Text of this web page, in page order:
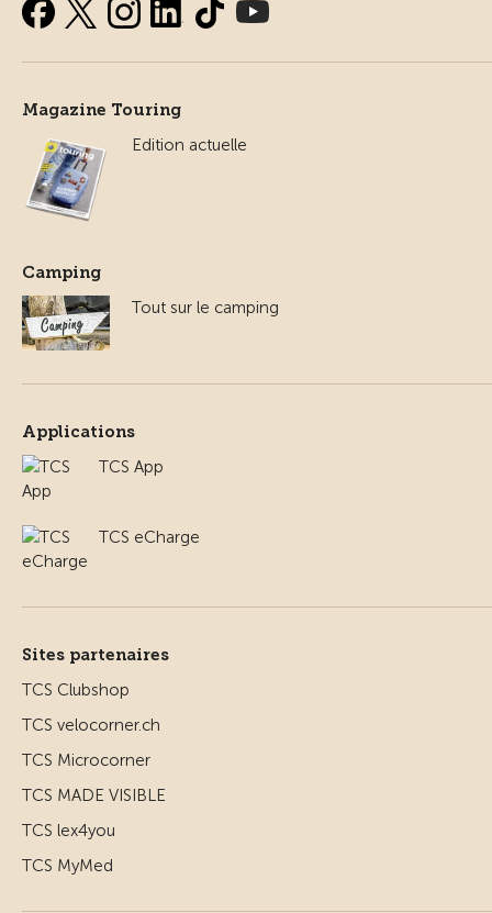
Magazine Touring
Edition actuelle
Camping
Tout sur le camping
Applications
TCS App
TCS eCharge
Sites partenaires
TCS Clubshop
TCS velocorner.ch
TCS Microcorner
TCS MADE VISIBLE
TCS lex4you
TCS MyMed